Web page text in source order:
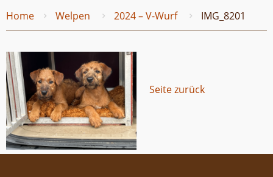
Home Welpen 2024 – V-Wurf IMG_8201
Seite zurück